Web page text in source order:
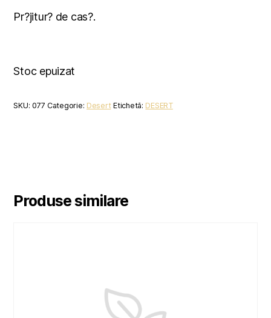
Pr?jitur? de cas?.
Stoc epuizat
SKU:077 Categorie: Desert Etichetă: DESERT
Produse similare